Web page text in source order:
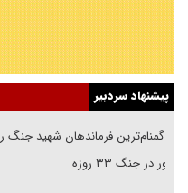
پیشنهاد سردبیر
حضور در جنگ ۳۳ روزه